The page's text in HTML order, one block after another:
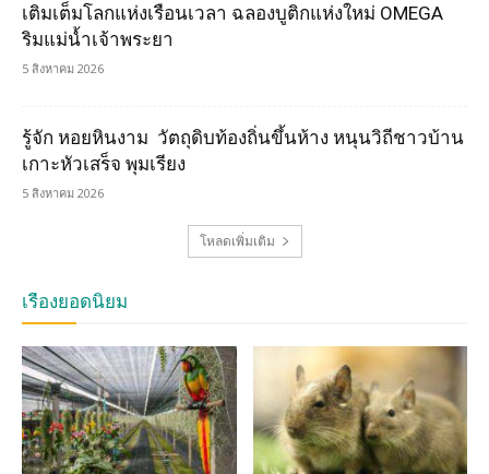
เติมเต็มโลกแห่งเรือนเวลา ฉลองบูติกแห่งใหม่ OMEGA
ริมแม่น้ำเจ้าพระยา
5 สิงหาคม 2026
รู้จัก หอยหินงาม วัตถุดิบท้องถิ่นขึ้นห้าง หนุนวิถีชาวบ้าน
เกาะหัวเสร็จ พุมเรียง
5 สิงหาคม 2026
โหลดเพิ่มเติม
เรื่องยอดนิยม